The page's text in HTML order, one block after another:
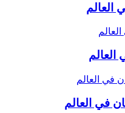
العالم
في العالم